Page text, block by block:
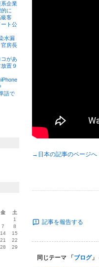
企業
に
級客
ト公
水漏
房長
があ
置９
語で
金
土
1
7
8
14
15
21
22
28
29
→日本の記事のページへ
記事を報告する
同じテーマ 「 ブログ」